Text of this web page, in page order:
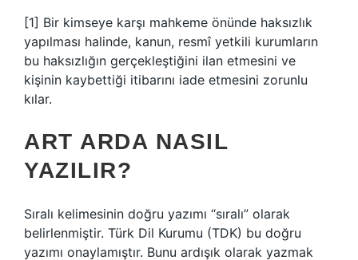
[1] Bir kimseye karşı mahkeme önünde haksızlık
yapılması halinde, kanun, resmî yetkili kurumların
bu haksızlığın gerçekleştiğini ilan etmesini ve
kişinin kaybettiği itibarını iade etmesini zorunlu
kılar.
ART ARDA NASIL
YAZILIR?
Sıralı kelimesinin doğru yazımı “sıralı” olarak
belirlenmiştir. Türk Dil Kurumu (TDK) bu doğru
yazımı onaylamıştır. Bunu ardışık olarak yazmak